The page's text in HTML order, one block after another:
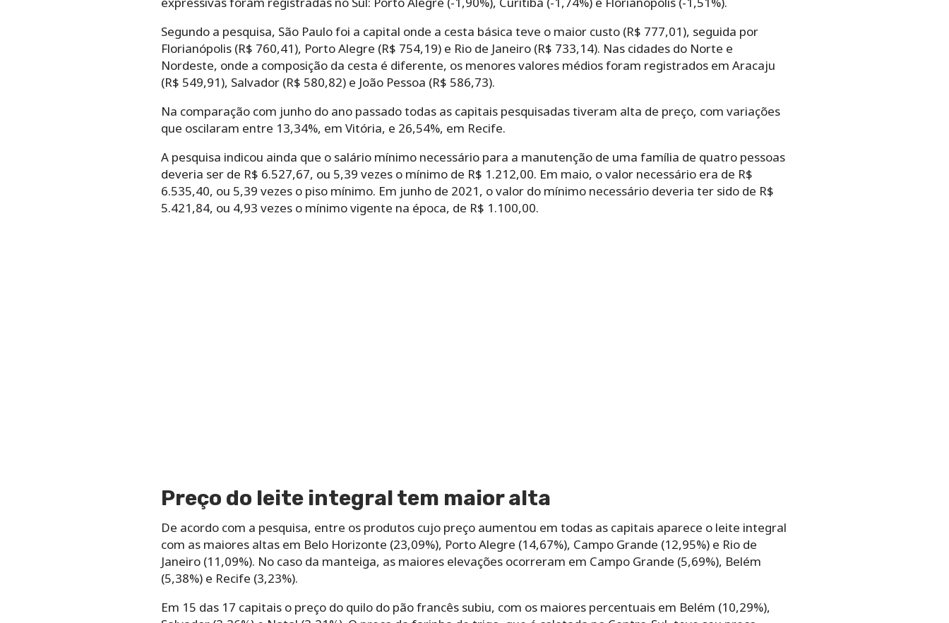
Segundo a pesquisa, São Paulo foi a capital onde a cesta básica teve o maior custo (R$ 777,01), seguida por
Florianópolis (R$ 760,41), Porto Alegre (R$ 754,19) e Rio de Janeiro (R$ 733,14). Nas cidades do Norte e
Nordeste, onde a composição da cesta é diferente, os menores valores médios foram registrados em Aracaju
(R$ 549,91), Salvador (R$ 580,82) e João Pessoa (R$ 586,73).
Na comparação com junho do ano passado todas as capitais pesquisadas tiveram alta de preço, com variações
que oscilaram entre 13,34%, em Vitória, e 26,54%, em Recife.
A pesquisa indicou ainda que o salário mínimo necessário para a manutenção de uma família de quatro pessoas
deveria ser de R$ 6.527,67, ou 5,39 vezes o mínimo de R$ 1.212,00. Em maio, o valor necessário era de R$
6.535,40, ou 5,39 vezes o piso mínimo. Em junho de 2021, o valor do mínimo necessário deveria ter sido de R$
5.421,84, ou 4,93 vezes o mínimo vigente na época, de R$ 1.100,00.
Preço do leite integral tem maior alta
De acordo com a pesquisa, entre os produtos cujo preço aumentou em todas as capitais aparece o leite integral
com as maiores altas em Belo Horizonte (23,09%), Porto Alegre (14,67%), Campo Grande (12,95%) e Rio de
Janeiro (11,09%). No caso da manteiga, as maiores elevações ocorreram em Campo Grande (5,69%), Belém
(5,38%) e Recife (3,23%).
Em 15 das 17 capitais o preço do quilo do pão francês subiu, com os maiores percentuais em Belém (10,29%),